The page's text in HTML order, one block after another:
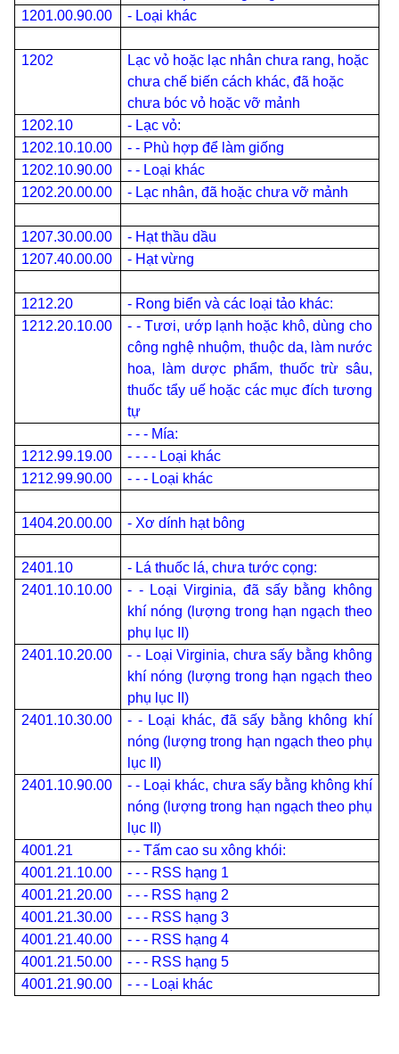
1201.00.90.00
- Loại khác
1202
Lạc vỏ hoặc lạc nhân chưa rang, hoặc
chưa chế biến cách khác, đã hoặc
chưa bóc vỏ hoặc vỡ mảnh
1202.10
- Lạc vỏ:
1202.10.10.00
- - Phù hợp để làm giống
1202.10.90.00
- - Loại khác
1202.20.00.00
- Lạc nhân, đã hoặc chưa vỡ mảnh
1207.30.00.00
- Hạt thầu dầu
1207.40.00.00
- Hạt vừng
1212.20
- Rong biển và các loại tảo khác:
1212.20.10.00
- - Tươi, ướp lạnh hoặc khô, dùng cho
công nghệ nhuộm, thuộc da, làm nước
hoa, làm dược phẩm, thuốc trừ sâu,
thuốc tẩy uế hoặc các mục đích tương
tự
- - - Mía:
1212.99.19.00
- - - - Loại khác
1212.99.90.00
- - - Loại khác
1404.20.00.00 - Xơ dính hạt bông
2401.10
- Lá thuốc lá, chưa tước cọng:
2401.10.10.00
- - Loại Virginia, đã sấy bằng không
khí nóng (lượng trong hạn ngạch theo
phụ lục II)
2401.10.20.00
- - Loại Virginia, chưa sấy bằng không
khí nóng (lượng trong hạn ngạch theo
phụ lục II)
2401.10.30.00
- - Loại khác, đã sấy bằng không khí
nóng (lượng trong hạn ngạch theo phụ
lục II)
2401.10.90.00
- - Loại khác, chưa sấy bằng không khí
nóng (lượng trong hạn ngạch theo phụ
lục II)
4001.21
- - Tấm cao su xông khói:
4001.21.10.00
- - - RSS hạng 1
4001.21.20.00
- - - RSS hạng 2
4001.21.30.00
- - - RSS hạng 3
4001.21.40.00
- - - RSS hạng 4
4001.21.50.00
- - - RSS hạng 5
4001.21.90.00
- - - Loại khác